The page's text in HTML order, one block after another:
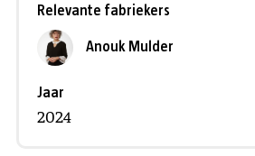
Relevante fabriekers
Anouk Mulder
Jaar
2024